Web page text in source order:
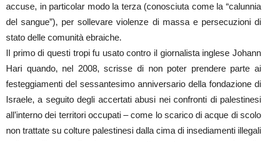
accuse, in particolar modo la terza (conosciuta come la “calunnia
del sangue”), per sollevare violenze di massa e persecuzioni di
stato delle comunità ebraiche.
Il primo di questi tropi fu usato contro il giornalista inglese Johann
Hari quando, nel 2008, scrisse di non poter prendere parte ai
festeggiamenti del sessantesimo anniversario della fondazione di
Israele, a seguito degli accertati abusi nei confronti di palestinesi
all’interno dei territori occupati – come lo scarico di acque di scolo
non trattate su colture palestinesi dalla cima di insediamenti illegali